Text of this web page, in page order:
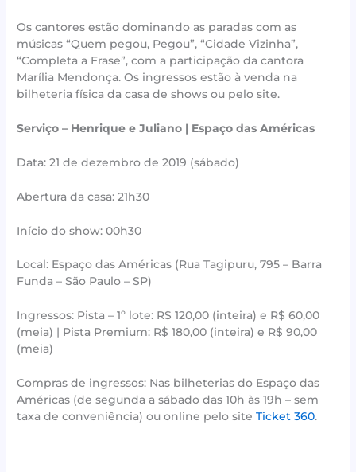
Os cantores estão dominando as paradas com as
músicas “Quem pegou, Pegou”, “Cidade Vizinha”,
“Completa a Frase”, com a participação da cantora
Marília Mendonça. Os ingressos estão à venda na
bilheteria física da casa de shows ou pelo site.
Serviço – Henrique e Juliano | Espaço das Américas
Data: 21 de dezembro de 2019 (sábado)
Abertura da casa: 21h30
Início do show: 00h30
Local: Espaço das Américas (Rua Tagipuru, 795 – Barra
Funda – São Paulo – SP)
Ingressos: Pista – 1º lote: R$ 120,00 (inteira) e R$ 60,00
(meia) | Pista Premium: R$ 180,00 (inteira) e R$ 90,00
(meia)
Compras de ingressos: Nas bilheterias do Espaço das
Américas (de segunda a sábado das 10h às 19h – sem
taxa de conveniência) ou online pelo siteTicket 360.